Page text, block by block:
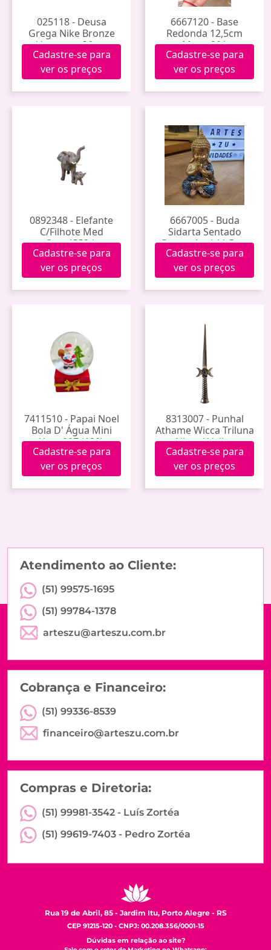
025118 - Deusa
Grega Nike Bronze
Veronese 30cm
Apwu72736a4
Cadastre-se para
ver os preços
6667120 - Base
Redonda 12,5cm
Mesp-201
Cadastre-se para
ver os preços
0892348 - Elefante
C/Filhote Med
Qmv4553-b
Cadastre-se para
ver os preços
6667005 - Buda
Sidarta Sentado
Roupa Azul 11,5cm
Mres-b138
Cadastre-se para
ver os preços
7411510 - Papai Noel
Bola D' Água Mini
Yysz-007 (120)
Cadastre-se para
ver os preços
8313007 - Punhal
Athame Wicca Triluna
Niquel Velho
Pu010nv
Cadastre-se para
ver os preços
Atendimento ao Cliente:
(51) 99575-1695
(51) 99784-1378
arteszu@arteszu.com.br
Cobrança e Financeiro:
(51) 99336-8539
financeiro@arteszu.com.br
Compras e Diretoria:
(51) 99981-3542 - Luís Zortéa
(51) 99619-7403 - Pedro Zortéa
Rua 19 de Abril, 85 - Jardim Itu, Porto Alegre - RS
CEP 91215-120 - CNPJ: 00.208.356/0001-15
Dúvidas em relação ao site?